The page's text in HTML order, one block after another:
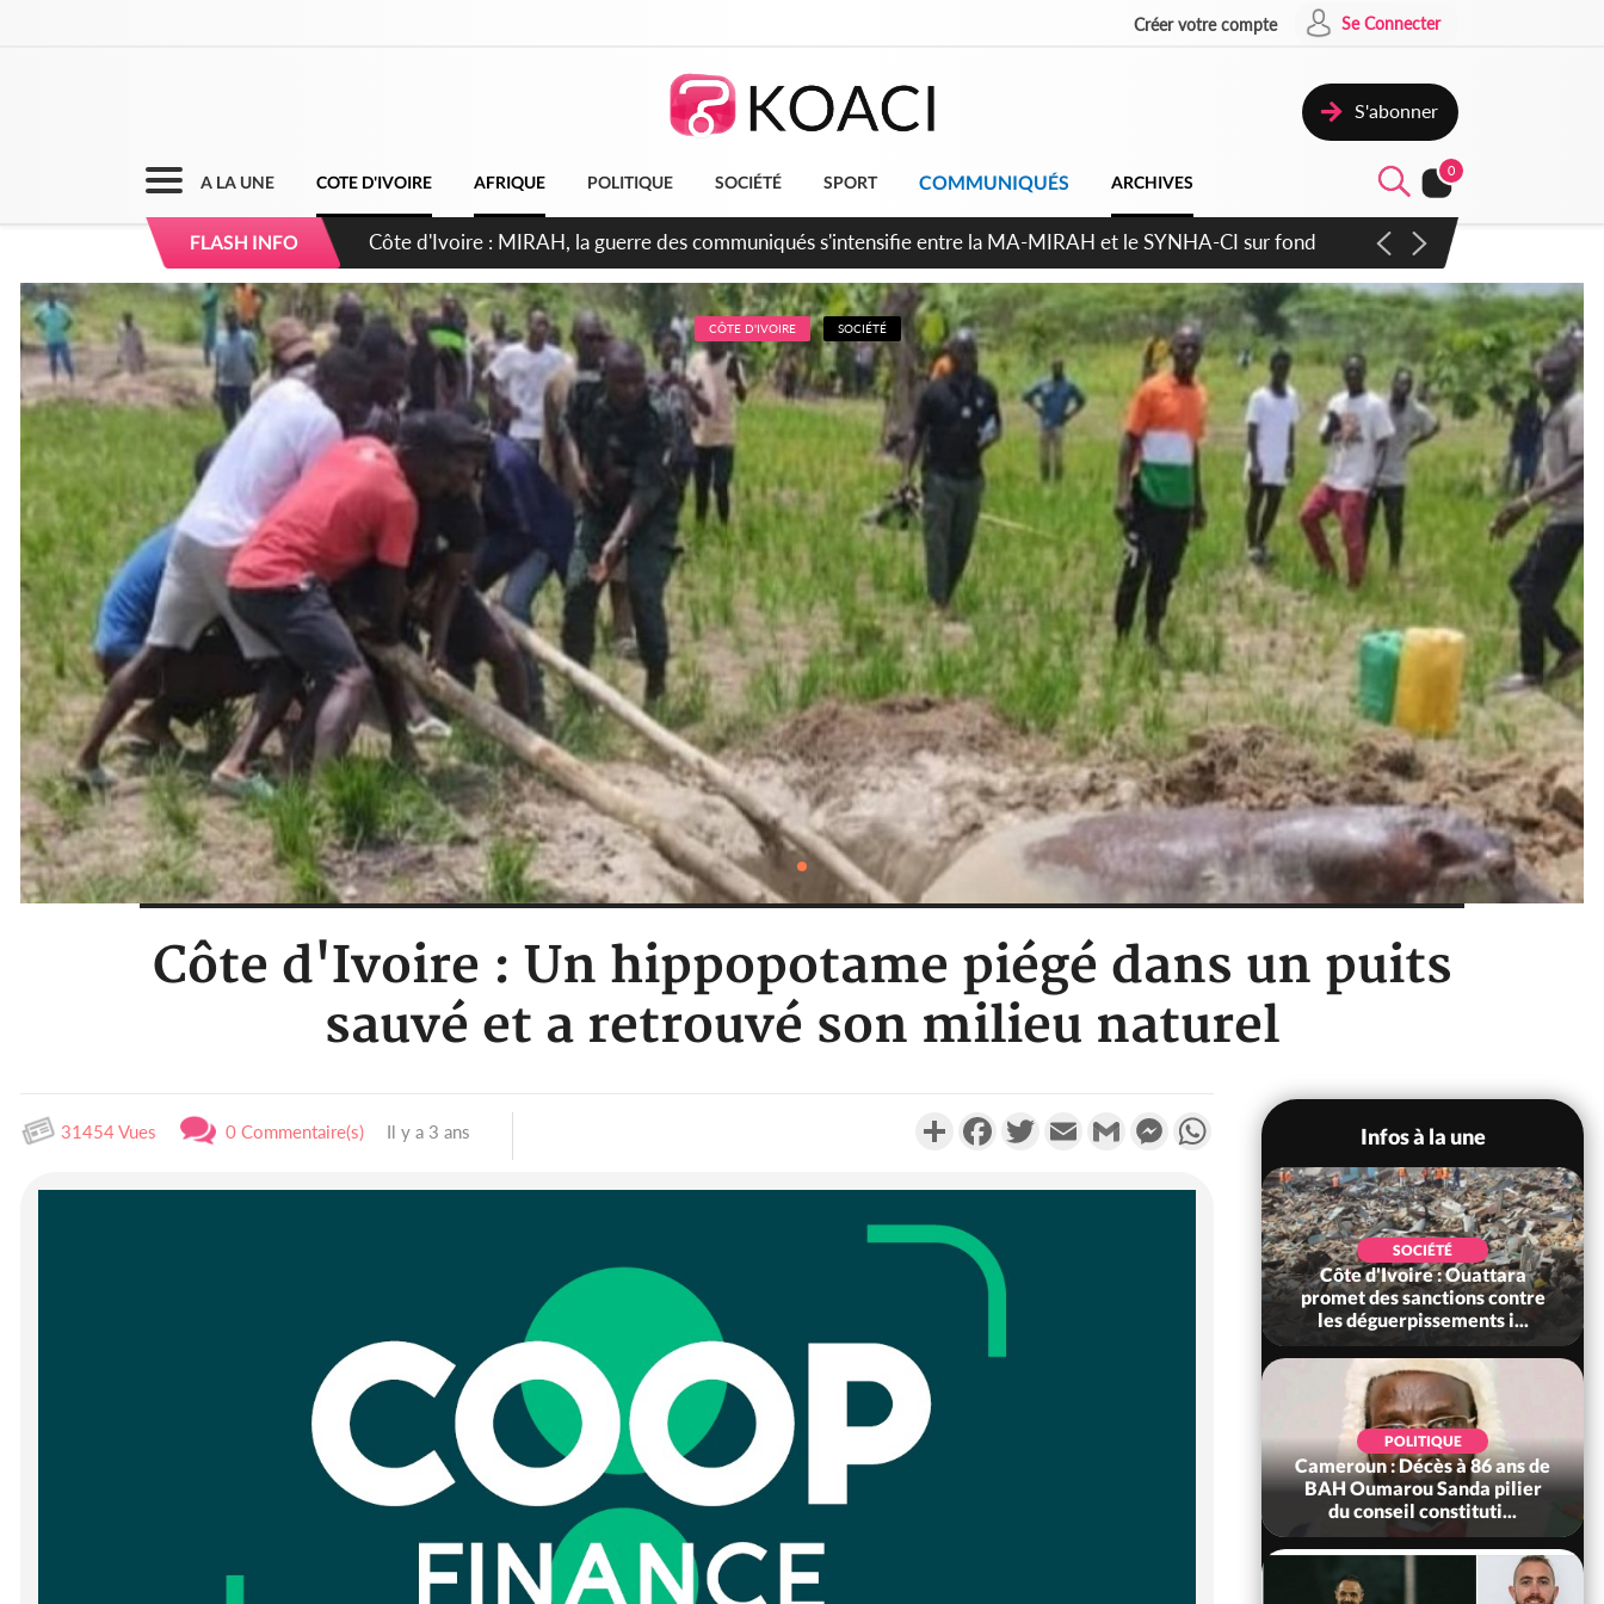
Créer votre compte Se Connecter
S'abonner
A LA UNE COTE D'IVOIRE AFRIQUE POLITIQUE SOCIÉTÉ SPORT COMMUNIQUÉS ARCHIVES
0
FLASH INFO Côte d'Ivoire : Indépendance 2026, Thiam plaide pour un environnement démocratique plus apaisé
CÔTE D'IVOIRE SOCIÉTÉ
Côte d'Ivoire : Un hippopotame piégé dans un puits
sauvé et a retrouvé son milieu naturel
31454 Vues 0 Commentaire(s) Il y a 3 ans PartagerFacebookTwitterEmail Gmail MessengerWhatsApp
Infos à la une
Côte d'Ivoire : Après le pari
réussi du 66e anniversaire,
SOCIÉTÉ
Côte d'Ivoire : Ouattara
promet des sanctions contre
les déguerpissements i...
POLITIQUE
Cameroun : Décès à 86 ans de
BAH Oumarou Sanda pilier
du conseil constituti...